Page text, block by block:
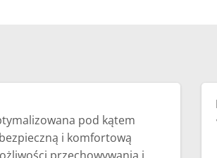
pod kątem
i komfortową